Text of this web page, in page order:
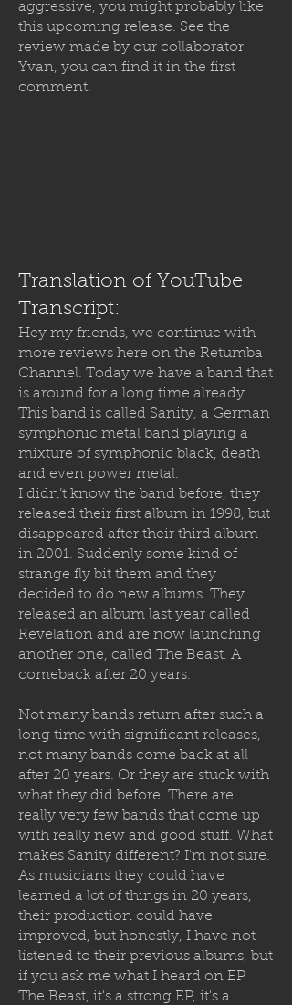
aggressive, you might probably like
this upcoming release. See the
review made by our collaborator
Yvan, you can find it in the first
comment.
Translation of YouTube
Transcript:
Hey my friends, we continue with
more reviews here on the Retumba
Channel. Today we have a band that
is around for a long time already.
This band is called Sanity, a German
symphonic metal band playing a
mixture of symphonic black, death
and even power metal.
I didn’t know the band before, they
released their first album in 1998, but
disappeared after their third album
in 2001. Suddenly some kind of
strange fly bit them and they
decided to do new albums. They
released an album last year called
Revelation and are now launching
another one, called The Beast. A
comeback after 20 years.
Not many bands return after such a
long time with significant releases,
not many bands come back at all
after 20 years. Or they are stuck with
what they did before. There are
really very few bands that come up
with really new and good stuff. What
makes Sanity different? I'm not sure.
As musicians they could have
learned a lot of things in 20 years,
their production could have
improved, but honestly, I have not
listened to their previous albums, but
if you ask me what I heard on EP
The Beast, it's a strong EP, it's a